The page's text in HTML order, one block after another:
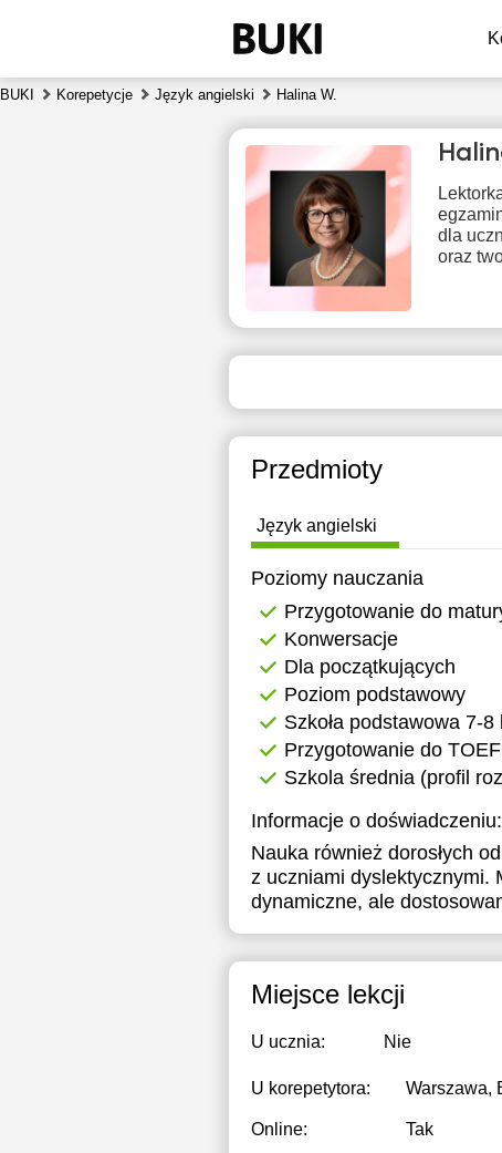
BUKI Korepetycje Język angielski Halina W.
dla
oraz
Przedmioty
Język angielski
Poziomy nauczania
Przygotowanie do
Konwersacje
Dla początkujących
Poziom podstawowy
Szkoła podstawowa 7-8
Przygotowanie do
Szkola średnia (profil
Informacje o doświadczeniu:
Nauka również dorosłych
z uczniami dyslektycznymi.
dynamiczne, ale
Miejsce lekcji
U ucznia: Nie
U korepetytora: Warszawa,
Online: Tak
pon
10
18:30
19:00
19:30